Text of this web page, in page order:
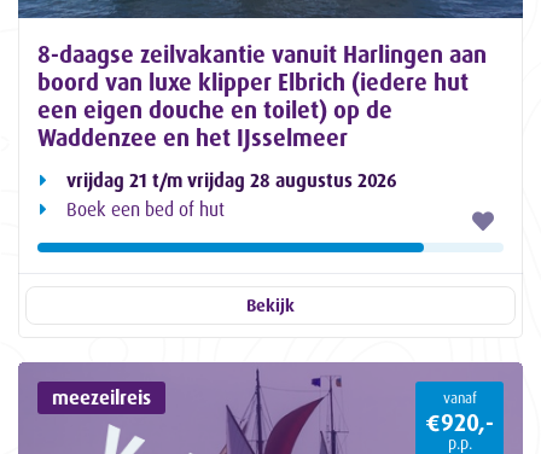
8-daagse zeilvakantie vanuit Harlingen aan
boord van luxe klipper Elbrich (iedere hut
een eigen douche en toilet) op de
Waddenzee en het IJsselmeer
vrijdag 21 t/m vrijdag 28 augustus 2026
Boek een bed of hut
Bekijk
meezeilreis vanaf
€920,-
p.p.